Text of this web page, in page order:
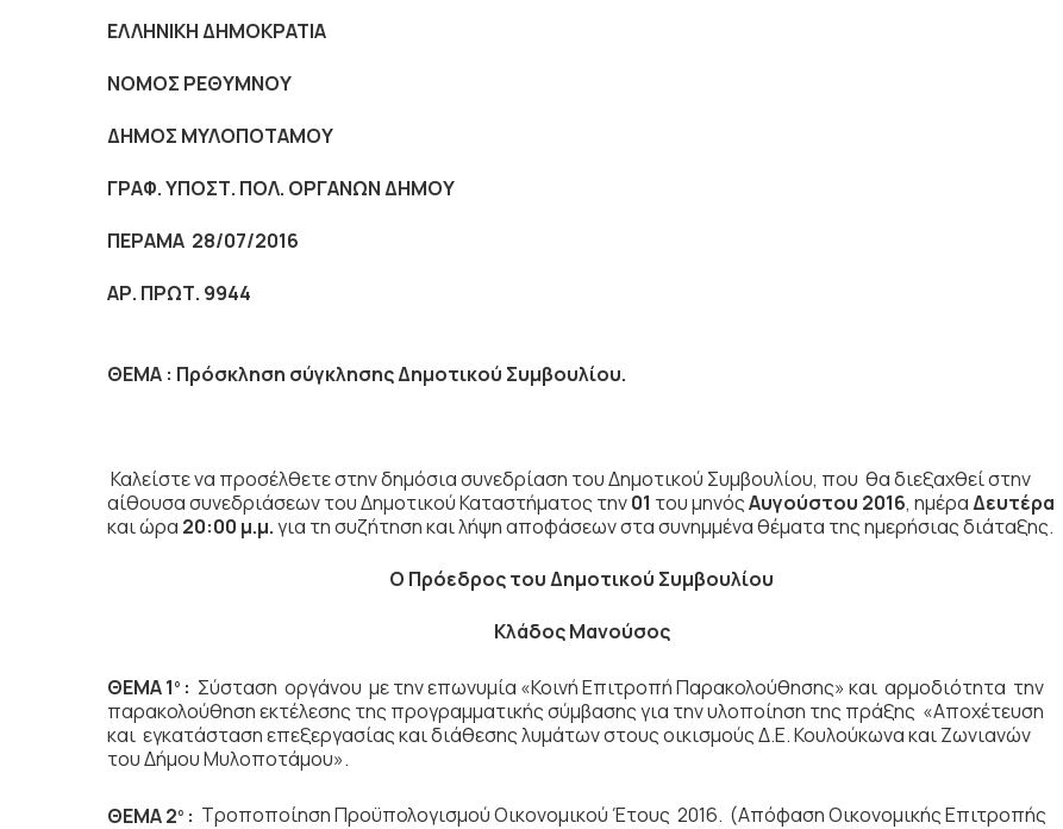
ΕΛΛΗΝΙΚΗ ΔΗΜΟΚΡΑΤΙΑ
NOMOΣ ΡΕΘΥΜΝΟΥ
ΔΗΜΟΣ ΜΥΛΟΠΟΤΑΜΟΥ
ΓΡΑΦ. ΥΠΟΣΤ. ΠΟΛ. ΟΡΓΑΝΩΝ ΔΗΜΟΥ
ΠΕΡΑΜΑ 28/07/2016
ΑΡ. ΠΡΩΤ. 9944
ΘΕΜΑ : Πρόσκληση σύγκλησης Δημοτικού Συμβουλίου.
Καλείστε να προσέλθετε στην δημόσιασυνεδρίαση του Δημοτικού Συμβουλίου, που θα διεξαχθεί στην
αίθουσα συνεδριάσεων του Δημοτικού Καταστήματος την01 του μηνόςΑυγούστου 2016, ημέραΔευτέρα
και ώρα 20:00 μ.μ.για τη συζήτησηκαι λήψη αποφάσεων στα συνημμένα θέματα της ημερήσιας διάταξης.
Ο Πρόεδρος του Δημοτικού Συμβουλίου
Κλάδος Μανούσος
ΘΕΜΑ 1 ο : Σύσταση οργάνου με την επωνυμία «Κοινή Επιτροπή Παρακολούθησης» και αρμοδιότητα την
παρακολούθηση εκτέλεσης της προγραμματικής σύμβασης για την υλοποίηση της πράξης «Αποχέτευση
και εγκατάσταση επεξεργασίας και διάθεσης λυμάτων στους οικισμούς Δ.Ε. Κουλούκωνα και Ζωνιανών
του Δήμου Μυλοποτάμου».
ΘΕΜΑ 2ο : Τροποποίηση Προϋπολογισμού Οικονομικού Έτους 2016. (Απόφαση Οικονομικής Επιτροπής